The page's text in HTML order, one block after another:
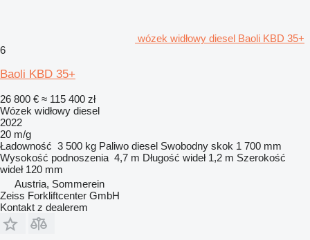
wózek widłowy diesel Baoli KBD 35+
6
Baoli KBD 35+
26 800 € ≈ 115 400 zł
Wózek widłowy diesel
2022
20 m/g
Ładowność 3 500 kg Paliwo diesel Swobodny skok 1 700 mm
Wysokość podnoszenia 4,7 m Długość wideł 1,2 m Szerokość
wideł 120 mm
Austria, Sommerein
Zeiss Forkliftcenter GmbH
Kontakt z dealerem